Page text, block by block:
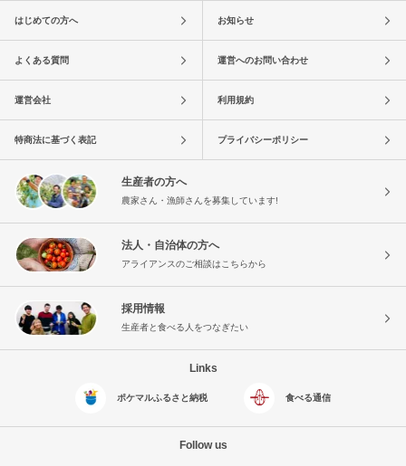
はじめての方へ お知らせ
よくある質問 運営へのお問い合わせ
運営会社 利用規約
特商法に基づく表記 プライバシーポリシー
生産者の方へ
農家さん・漁師さんを募集しています!
法人・自治体の方へ
アライアンスのご相談はこちらから
採用情報
生産者と食べる人をつなぎたい
Links
ポケマルふるさと納税 食べる通信
Follow us